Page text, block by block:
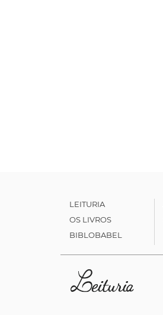
LEITURIA
OS LIVROS
BIBLOBABEL